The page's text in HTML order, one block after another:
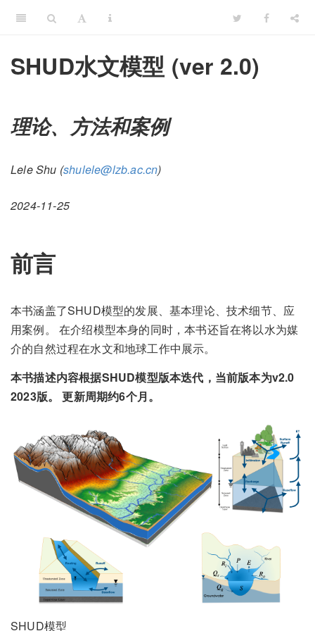
SHUD水文模型 (ver 2.0)
理论、方法和案例
Lele Shu (shulele@lzb.ac.cn)
2024-11-25
前言
本书涵盖了SHUD模型的发展、基本理论、技术细节、应
用案例。 在介绍模型本身的同时，本书还旨在将以水为媒
介的自然过程在水文和地球工作中展示。
本书描述内容根据SHUD模型版本迭代，当前版本为v2.0
2023版。 更新周期约6个月。
SHUD模型